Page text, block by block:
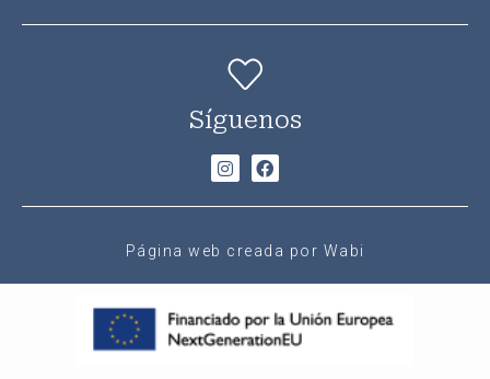
Síguenos
Página web creada por Wabi